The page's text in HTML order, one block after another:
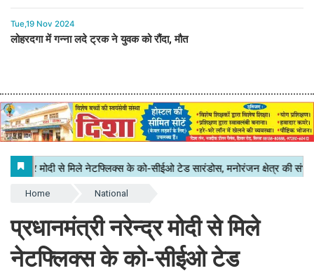
Tue,19 Nov 2024
लोहरदगा में गन्ना लदे ट्रक ने युवक को रौंदा, मौत
Home National
प्रधानमंत्री नरेन्द्र मोदी से मिले
नेटफ्लिक्स के को-सीईओ टेड